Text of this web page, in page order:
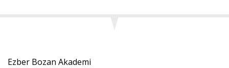
Ezber Bozan Akademi